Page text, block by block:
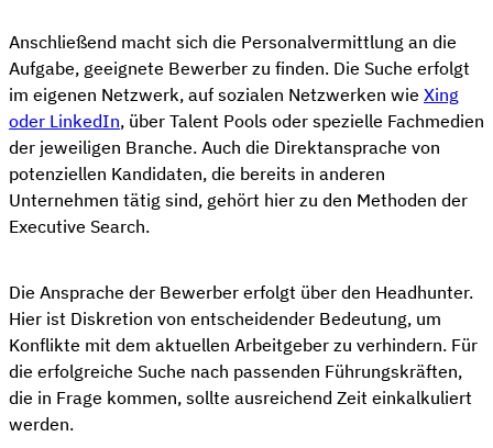
Anschließend macht sich die Personalvermittlung an die
Aufgabe, geeignete Bewerber zu finden. Die Suche erfolgt
im eigenen Netzwerk, auf sozialen Netzwerken wie Xing
oder LinkedIn, über Talent Pools oder spezielle Fachmedien
der jeweiligen Branche. Auch die Direktansprache von
potenziellen Kandidaten, die bereits in anderen
Unternehmen tätig sind, gehört hier zu den Methoden der
Executive Search.
Die Ansprache der Bewerber erfolgt über den Headhunter.
Hier ist Diskretion von entscheidender Bedeutung, um
Konflikte mit dem aktuellen Arbeitgeber zu verhindern. Für
die erfolgreiche Suche nach passenden Führungskräften,
die in Frage kommen, sollte ausreichend Zeit einkalkuliert
werden.